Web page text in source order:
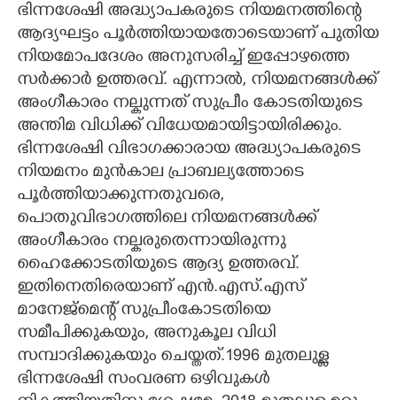
ഭിന്നശേഷി അദ്ധ്യാപകരുടെ നിയമനത്തിന്റെ
ആദ്യഘട്ടം പൂർത്തിയായതോടെയാണ് പുതിയ
നിയമോപദേശം അനുസരിച്ച് ഇപ്പോഴത്തെ
സർക്കാർ ഉത്തരവ്. എന്നാൽ,​ നിയമനങ്ങൾക്ക്
അംഗീകാരം നല്കുന്നത് സുപ്രീം കോടതിയുടെ
അന്തിമ വിധിക്ക് വിധേയമായിട്ടായിരിക്കും.
ഭിന്നശേഷി വിഭാഗക്കാരായ അദ്ധ്യാപകരുടെ
നിയമനം മുൻകാല പ്രാബല്യത്തോടെ
പൂർത്തിയാക്കുന്നതുവരെ,​
പൊതുവിഭാഗത്തിലെ നിയമനങ്ങൾക്ക്
അംഗീകാരം നല്കരുതെന്നായിരുന്നു
ഹൈക്കോടതിയുടെ ആദ്യ ഉത്തരവ്.
ഇതിനെതിരെയാണ് എൻ.എസ്.എസ്
മാനേജ്മെന്റ് സുപ്രീംകോടതിയെ
സമീപിക്കുകയും,​ അനുകൂല വിധി
സമ്പാദിക്കുകയും ചെയ്തത്.1996 മുതലുള്ള
ഭിന്നശേഷി സംവരണ ഒഴിവുകൾ